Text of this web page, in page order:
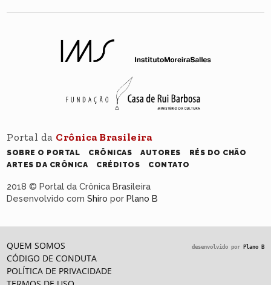
Portal da Crônica Brasileira
SOBRE O PORTAL CRÔNICAS AUTORES
RÉS DO CHÃO
ARTES DA CRÔNICA
CRÉDITOS CONTATO
2018 © Portal da Crônica Brasileira
Desenvolvido comShiro porPlano B
QUEM SOMOS
CÓDIGO DE CONDUTA
POLÍTICA DE PRIVACIDADE
desenvolvido por Plano B